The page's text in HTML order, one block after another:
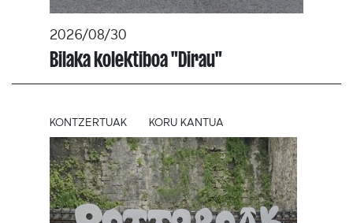
2026/08/30
Bilaka kolektiboa "Dirau"
KONTZERTUAK KORU KANTUA